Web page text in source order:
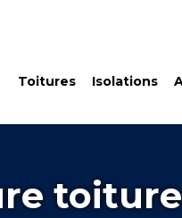
Toitures Isolations